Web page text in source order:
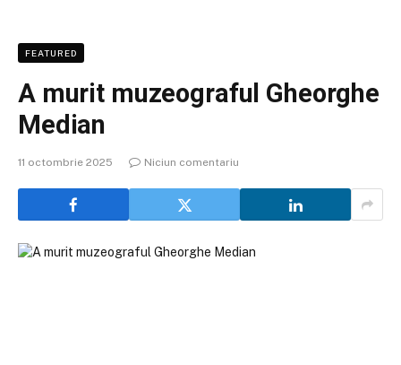
FEATURED
A murit muzeograful Gheorghe
Median
11 octombrie 2025 Niciun comentariu